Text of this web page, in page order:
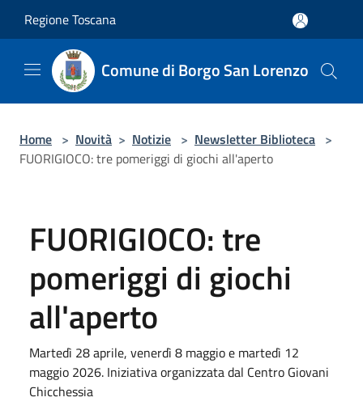
Regione Toscana
Comune di Borgo San Lorenzo
Home > Novità > Notizie > Newsletter Biblioteca >
FUORIGIOCO: tre pomeriggi di giochi all'aperto
FUORIGIOCO: tre
pomeriggi di giochi
all'aperto
Martedì 28 aprile, venerdì 8 maggio e martedì 12
maggio 2026. Iniziativa organizzata dal Centro Giovani
Chicchessia